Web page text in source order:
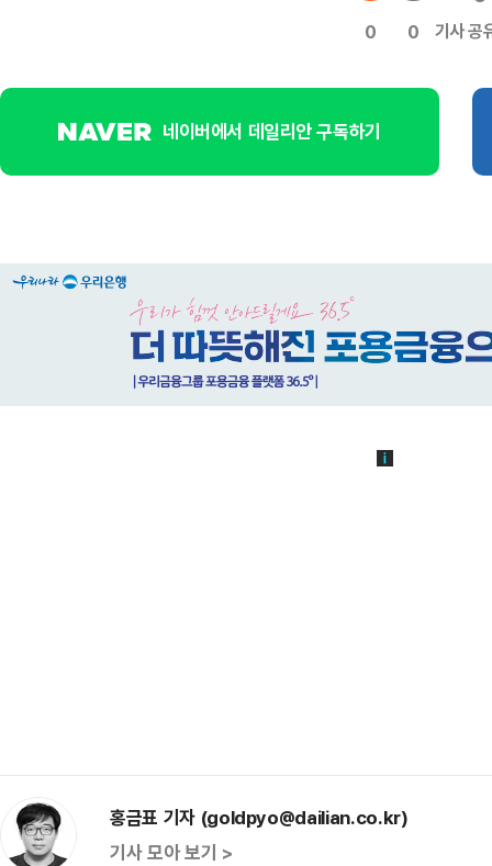
0 0 기사 공
네이버에서 데일리안 구독하기
홍금표 기자 (goldpyo@dailian.co.kr)
기사 모아 보기 >